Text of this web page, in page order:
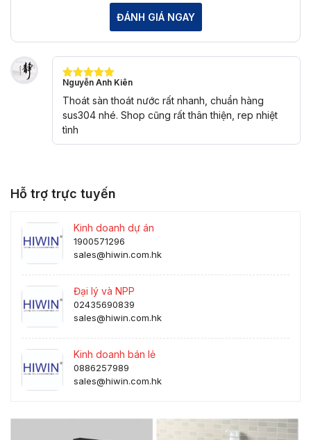
ĐÁNH GIÁ NGAY
Được xếp
hạng5
5
sao
Nguyễn Anh Kiên
Thoát sàn thoát nước rất nhanh, chuẩn hàng
sus304 nhé. Shop cũng rất thân thiện, rep nhiệt
tình
Hỗ trợ trực tuyến
Kinh doanh dự án
1900571296
sales@hiwin.com.hk
Đại lý và NPP
02435690839
sales@hiwin.com.hk
Kinh doanh bán lẻ
0886257989
sales@hiwin.com.hk